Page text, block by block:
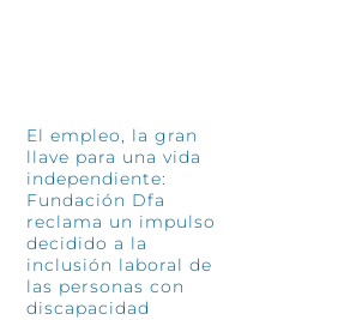
El empleo, la gran
llave para una vida
independiente:
Fundación Dfa
reclama un impulso
decidido a la
inclusión laboral de
las personas con
discapacidad